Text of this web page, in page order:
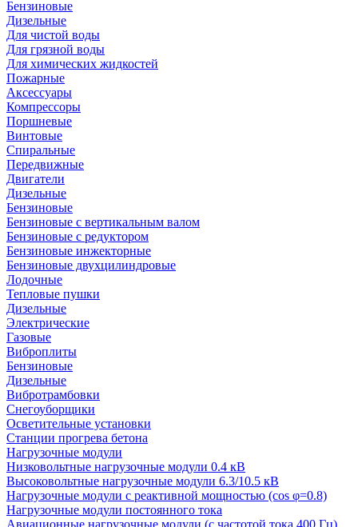
Бензиновые
Дизельные
Для чистой воды
Для грязной воды
Для химических жидкостей
Пожарные
Аксессуары
Компрессоры
Поршневые
Винтовые
Спиральные
Передвижные
Двигатели
Дизельные
Бензиновые
Бензиновые с вертикальным валом
Бензиновые с редуктором
Бензиновые инжекторные
Бензиновые двухцилиндровые
Лодочные
Тепловые пушки
Дизельные
Электрические
Газовые
Виброплиты
Бензиновые
Дизельные
Вибротрамбовки
Снегоуборщики
Осветительные установки
Станции прогрева бетона
Нагрузочные модули
Низковольтные нагрузочные модули 0.4 кВ
Высоковольтные нагрузочные модули 6.3/10.5 кВ
Нагрузочные модули с реактивной мощностью (cos φ=0.8)
Нагрузочные модули постоянного тока
Авиационные нагрузочные модули (с частотой тока 400 Гц)